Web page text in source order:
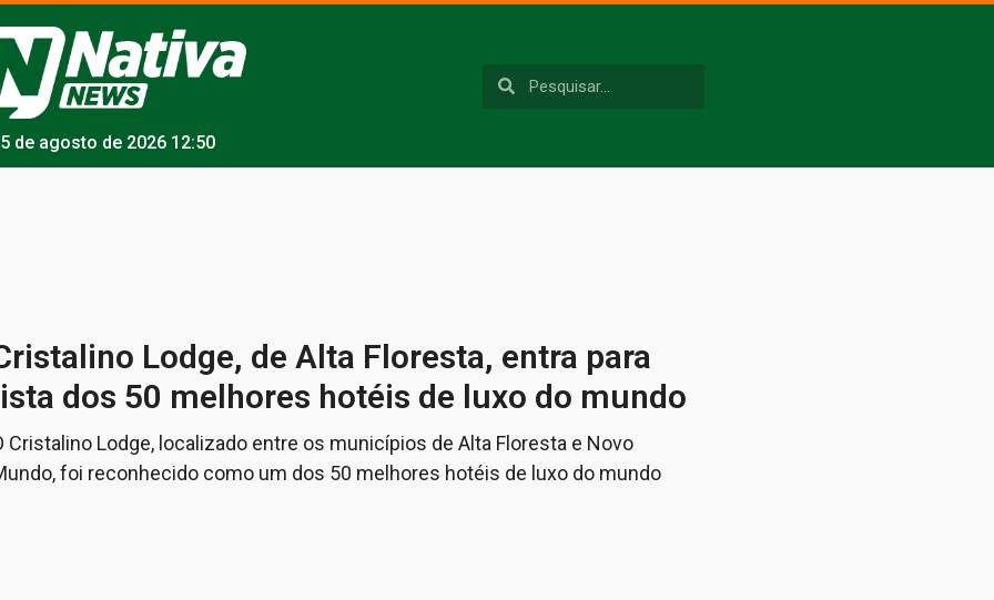
5 de agosto de 2026 12:50
Lodge, de Alta Floresta, entra para
dos 50 melhores hotéis de luxo do mundo
Cristalino Lodge, localizado entre os municípios de Alta Floresta e Novo
foi reconhecido como um dos 50 melhores hotéis de luxo do mundo